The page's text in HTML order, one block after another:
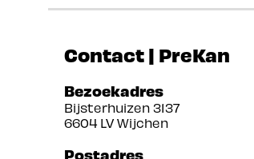
Contact | PreKan
Bezoekadres
Bijsterhuizen 3137
6604 LV Wijchen
Postadres